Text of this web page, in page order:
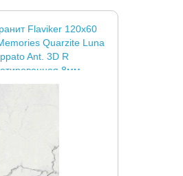
Flaviker 120x60
Quarzite Luna
Ant. 3D R
8мм